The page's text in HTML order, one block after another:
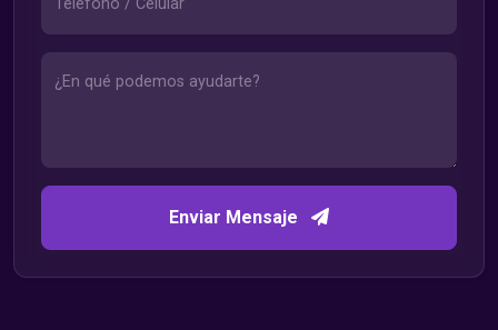
Enviar Mensaje